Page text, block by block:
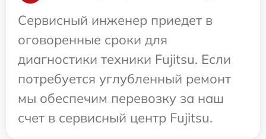
Сервисный инженер приедет в
оговоренные сроки для
диагностики техники Fujitsu. Если
потребуется углубленный ремонт
мы обеспечим перевозку за наш
счет в сервисный центр Fujitsu.